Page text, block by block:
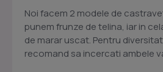
Noi facem 2 modele de
punem frunze de telina, iar in
de marar uscat. Pentru
recomand sa incercati ambele